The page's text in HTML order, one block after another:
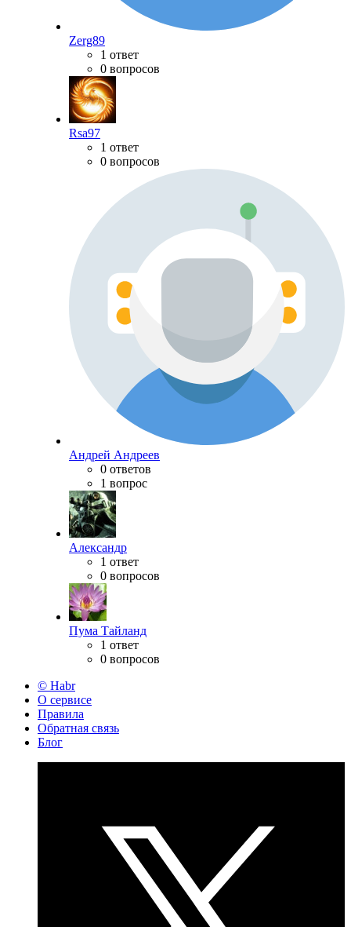
Zerg89
1 ответ
0 вопросов
Rsa97
1 ответ
0 вопросов
Андрей Андреев
0 ответов
1 вопрос
Александр
1 ответ
0 вопросов
Пума Тайланд
1 ответ
0 вопросов
© Habr
О сервисе
Правила
Обратная связь
Блог